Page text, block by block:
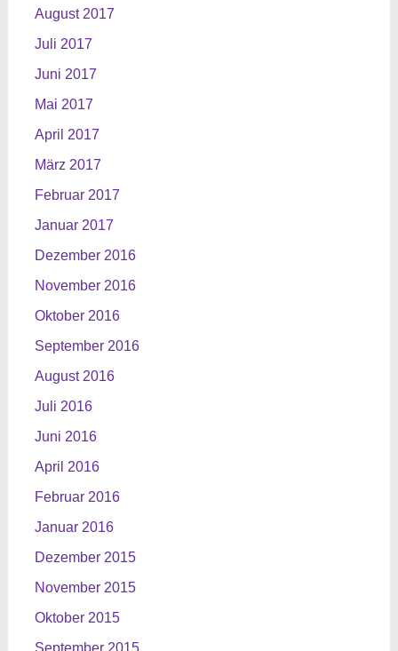
August 2017
Juli 2017
Juni 2017
Mai 2017
April 2017
März 2017
Februar 2017
Januar 2017
Dezember 2016
November 2016
Oktober 2016
September 2016
August 2016
Juli 2016
Juni 2016
April 2016
Februar 2016
Januar 2016
Dezember 2015
November 2015
Oktober 2015
September 2015